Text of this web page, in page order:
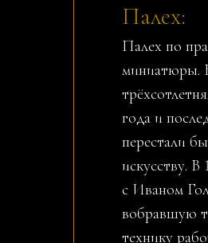
Палех:
Палех по
миниатюры.
года и
перестали
искусству. В
с Иваном
вобравшую
технику